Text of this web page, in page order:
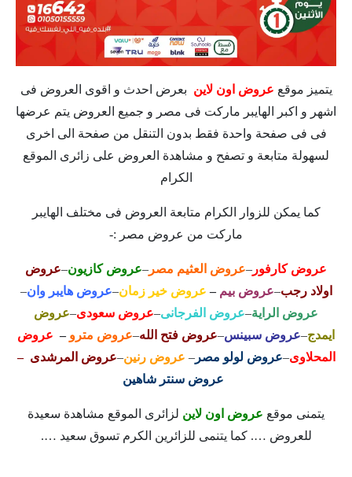
يتميز موقع عروض اون لاين بعرض احدث و اقوى العروض فى
اشهر و اكبر الهايبر ماركت فى مصر و جميع العروض يتم عرضها
فى فى صفحة واحدة فقط بدون التنقل من صفحة الى اخرى
لسهولة متابعة و تصفح و مشاهدة العروض على زائرى الموقع
الكرام
كما يمكن للزوار الكرام متابعة العروض فى مختلف الهايبر
ماركت من عروض مصر :-
عروض كارفور –عروض العثيم مصر –عروض كازيون–عروض
اولاد رجب–عروض بيم – عروض خير زمان–عروض هايبر وان–
عروض الراية–عروض الفرجانى–عروض سعودى–عروض
ايمدج–عروض سبينس–عروض فتح الله–عروض مترو – عروض
المحلاوى–عروض لولو مصر– عروض رنين–عروض المرشدى –
عروض سنتر شاهين
يتمنى موقع عروض اون لاين لزائرى الموقع مشاهدة سعيدة
للعروض …. كما يتنمى للزائرين الكرم تسوق سعيد ….